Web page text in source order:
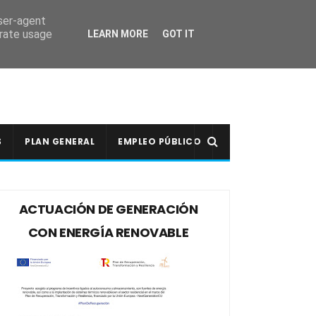
PLAN GENERAL EMPLEO PÚBLICO
ACTUACIÓN DE GENERACIÓN
CON ENERGÍA RENOVABLE
agent
usage
LEARN MORE GOT IT